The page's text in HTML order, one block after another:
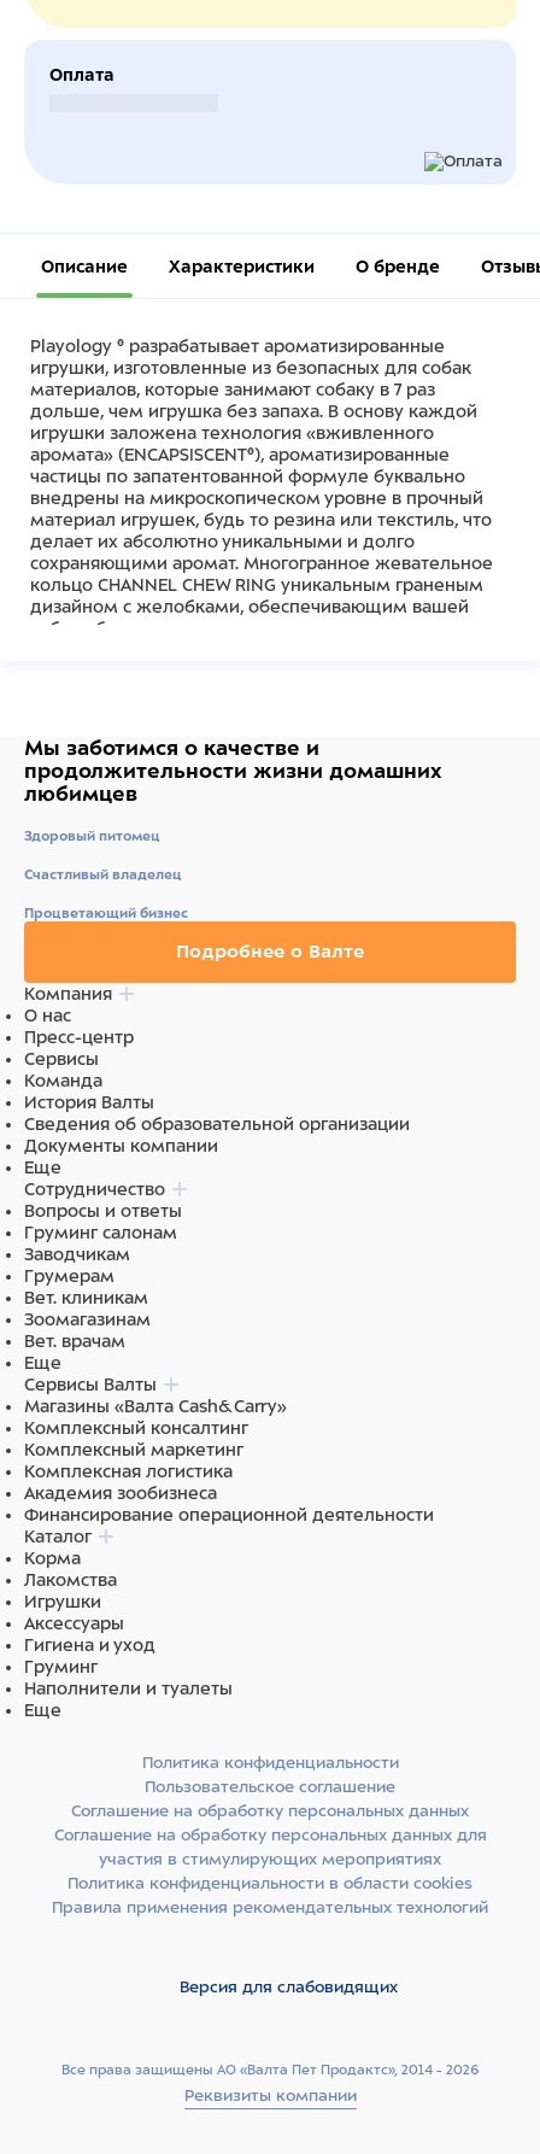
Оплата
Описание Характеристики О бренде
Playology ® разрабатывает ароматизированные
игрушки, изготовленные из безопасных для собак
материалов, которые занимают собаку в 7 раз
дольше, чем игрушка без запаха. В основу каждой
игрушки заложена технология «вживленного
аромата» (ENCAPSISCENT®), ароматизированные
частицы по запатентованной формуле буквально
внедрены на микроскопическом уровне в прочный
материал игрушек, будь то резина или текстиль, что
делает их абсолютно уникальными и долго
сохраняющими аромат. Многогранное жевательное
кольцо CHANNEL CHEW RING уникальным граненым
дизайном с желобками, обеспечивающим вашей
собаке безопасное и приятное жевание,
регулярно осматривать и забирать, если игрушка
повреждена, чтобы исключить травмирование
питомца. Убедитесь, что выбранная вами игрушка
подходит по размеру и темпераменту вашей собаки.
Состав
Резина
Мы заботимся о качестве и
продолжительности жизни домашних
любимцев
Здоровый питомец
Счастливый владелец
Процветающий бизнес
Подробнее о Валте
Компания
О нас
Пресс-центр
Сервисы
Команда
История Валты
Сведения об образовательной организации
Документы компании
Еще
Сотрудничество
Вопросы и ответы
Груминг салонам
Заводчикам
Грумерам
Вет. клиникам
Зоомагазинам
Вет. врачам
Еще
Сервисы Валты
Магазины «Валта Cash&Carry»
Комплексный консалтинг
Комплексный маркетинг
Комплексная логистика
Академия зообизнеса
Финансирование операционной деятельности
Каталог
Корма
Лакомства
Игрушки
Аксессуары
Гигиена и уход
Груминг
Наполнители и туалеты
Еще
Все права защищены АО «Валта Пет Продактс», 2014 - 2026
Реквизиты компании
Политика конфиденциальности
Пользовательское соглашение
Соглашение на обработку персональных данных
Соглашение на обработку персональных данных для
участия в стимулирующих мероприятиях
Политика конфиденциальности в области cookies
Правила применения рекомендательных технологий
Версия для слабовидящих